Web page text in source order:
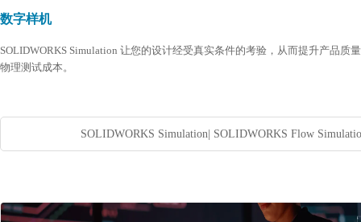
数字样机
SOLIDWORKS Simulation 让您的设计经受真实条件的考验，从而提升产品质
物理测试成本。
SOLIDWORKS Simulation| SOLIDWORKS Flow